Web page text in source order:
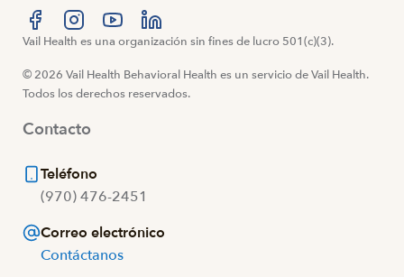
Visítanos en Facebook
Visítanos en Instagram
Visítanos en YouTube
Visítanos en LinkedIn
Vail Health es una organización sin fines de lucro 501(c)(3).
© 2026 Vail Health Behavioral Health es un servicio de Vail Health.
Todos los derechos reservados.
Contacto
Teléfono
(970) 476-2451
Correo electrónico
Contáctanos